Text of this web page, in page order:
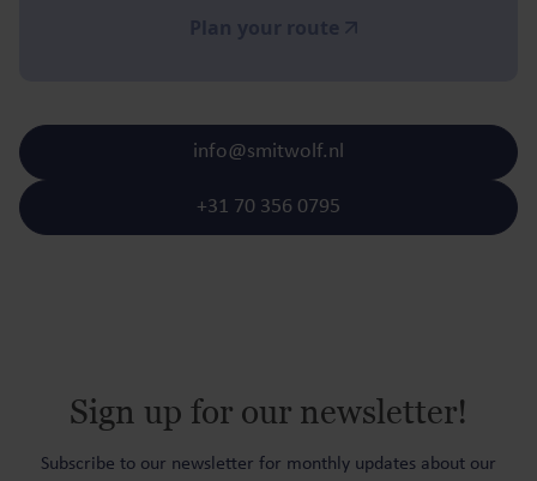
+31 70 356 0795
info@smitwolf.nl
Sign up for our newsletter!
Subscribe to our newsletter for monthly updates about our